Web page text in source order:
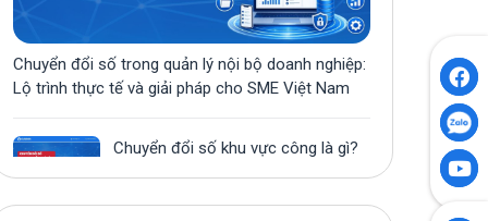
Chuyển đổi số trong quản lý nội bộ doanh nghiệp:
Lộ trình thực tế và giải pháp cho SME Việt Nam
Chuyển đổi số khu vực công là gì?